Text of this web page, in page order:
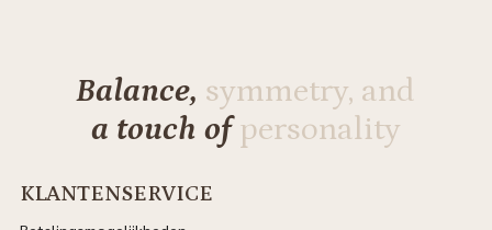
Balance, symmetry, and
a touch ofpersonality
KLANTENSERVICE